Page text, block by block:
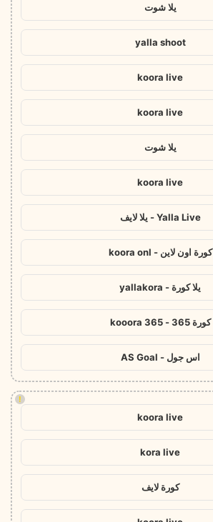
يلا شوت
yalla shoot
koora live
koora live
يلا شوت
koora live
Yalla Live - يلا لايف
كورة اون لاين - koora onl
يلا كورة - yallakora
كورة 365 - kooora 365
اس جول - AS Goal
!
koora live
kora live
كورة لايف